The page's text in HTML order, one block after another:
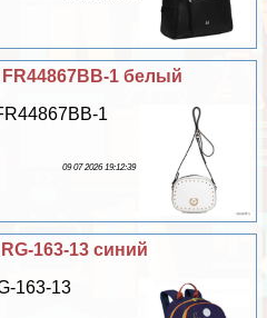
1 белый
1
09 07 2026 19:12:39
163-13 синий
163-13